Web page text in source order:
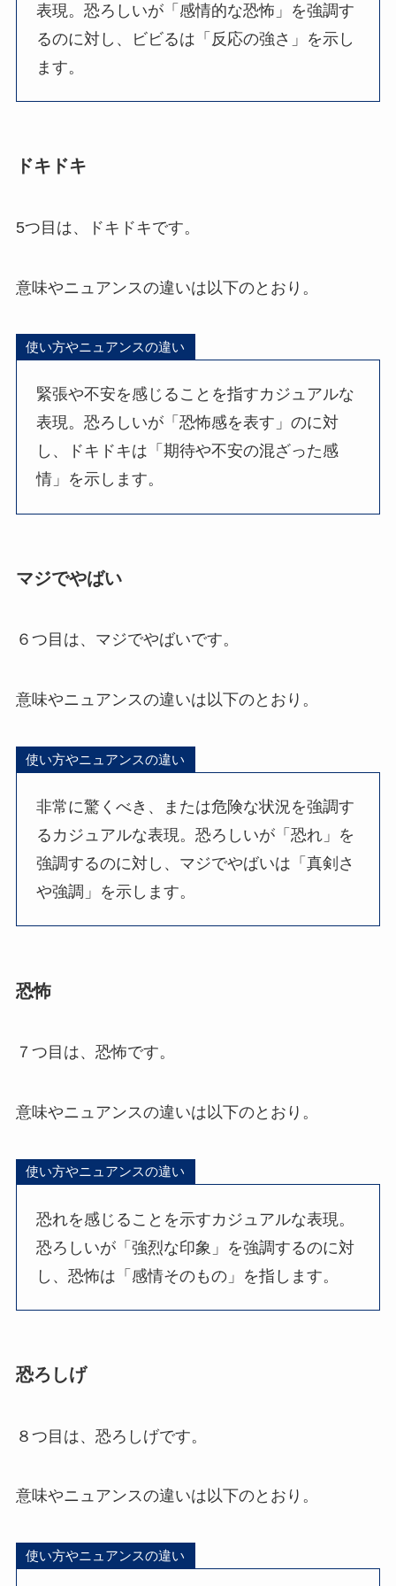
表現。恐ろしいが「感情的な恐怖」を強調す
るのに対し、ビビるは「反応の強さ」を示し
ます。
ドキドキ
5つ目は、ドキドキです。
意味やニュアンスの違いは以下のとおり。
使い方やニュアンスの違い
緊張や不安を感じることを指すカジュアルな
表現。恐ろしいが「恐怖感を表す」のに対
し、ドキドキは「期待や不安の混ざった感
情」を示します。
マジでやばい
６つ目は、マジでやばいです。
意味やニュアンスの違いは以下のとおり。
使い方やニュアンスの違い
非常に驚くべき、または危険な状況を強調す
るカジュアルな表現。恐ろしいが「恐れ」を
強調するのに対し、マジでやばいは「真剣さ
や強調」を示します。
恐怖
７つ目は、恐怖です。
意味やニュアンスの違いは以下のとおり。
使い方やニュアンスの違い
恐れを感じることを示すカジュアルな表現。
恐ろしいが「強烈な印象」を強調するのに対
し、恐怖は「感情そのもの」を指します。
恐ろしげ
８つ目は、恐ろしげです。
意味やニュアンスの違いは以下のとおり。
使い方やニュアンスの違い